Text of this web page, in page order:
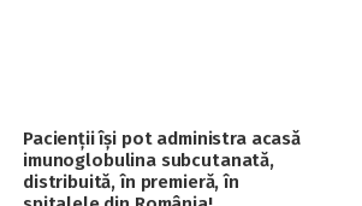
Pacienții își pot administra acasă
imunoglobulina subcutanată,
distribuită, în premieră, în